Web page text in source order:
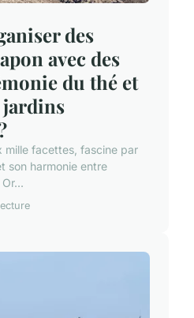
des
avec des
du thé et
jardins
mille facettes, fascine par
son harmonie entre